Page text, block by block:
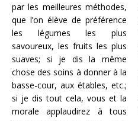
par les meilleures méthodes,
que l’on élève de préférence
les légumes les plus
savoureux, les fruits les plus
suaves; si je dis la même
chose des soins à donner à la
basse-cour, aux étables, etc.;
si je dis tout cela, vous et la
morale applaudirez à tous